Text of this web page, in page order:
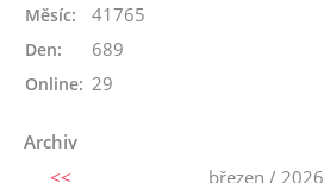
Online: 29
Měsíc: 41765
Den: 689
Archiv
<<
březen / 2026